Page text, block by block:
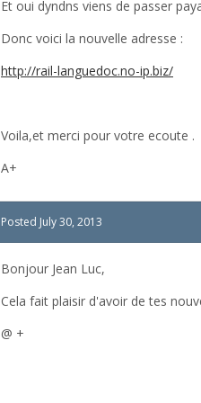
Et oui dyndns viens de passer
Donc voici la nouvelle adresse :
http://rail-languedoc.no-ip.biz/
Voila,et merci pour votre ecoute .
A+
Posted July 30, 2013
Bonjour Jean Luc,
Cela fait plaisir d'avoir de tes
@ +